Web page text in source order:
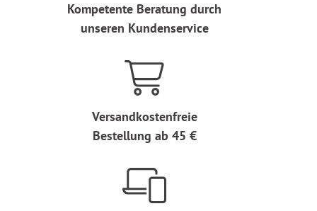
Kompetente Beratung durch
unseren Kundenservice
Versandkostenfreie
Bestellung ab 45 €